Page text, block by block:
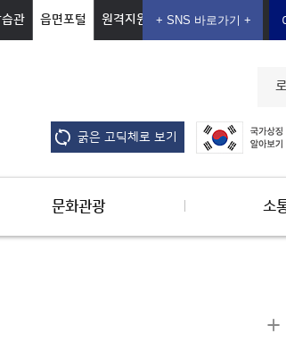
관 읍면포털 원격지원
굵은 고딕체로 보기
문화관광 소
+